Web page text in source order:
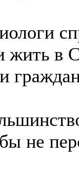
жить
не